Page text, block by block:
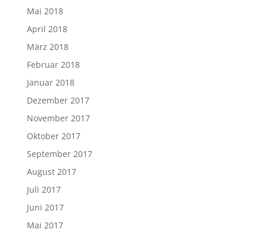
Mai 2018
April 2018
März 2018
Februar 2018
Januar 2018
Dezember 2017
November 2017
Oktober 2017
September 2017
August 2017
Juli 2017
Juni 2017
Mai 2017